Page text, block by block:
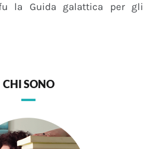
la Guida galattica per gli
CHI SONO